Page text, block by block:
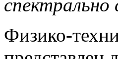
Физико-